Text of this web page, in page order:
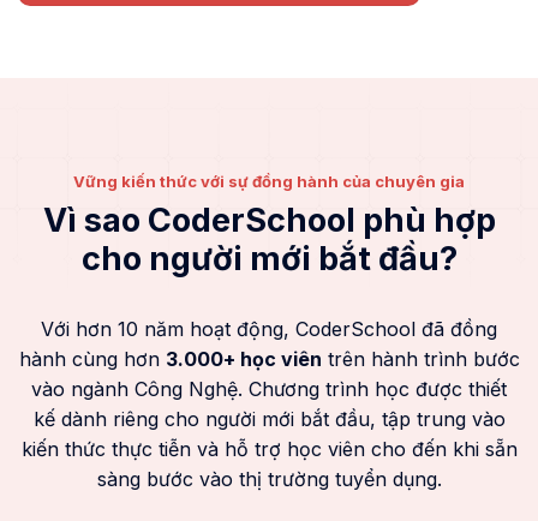
Vững kiến thức với sự đồng hành của chuyên gia
Vì sao CoderSchool phù hợp
cho người mới bắt đầu?
Với hơn 10 năm hoạt động, CoderSchool đã đồng
hành cùng hơn 3.000+ học viên trên hành trình bước
vào ngành Công Nghệ. Chương trình học được thiết
kế dành riêng cho người mới bắt đầu, tập trung vào
kiến thức thực tiễn và hỗ trợ học viên cho đến khi sẵn
sàng bước vào thị trường tuyển dụng.